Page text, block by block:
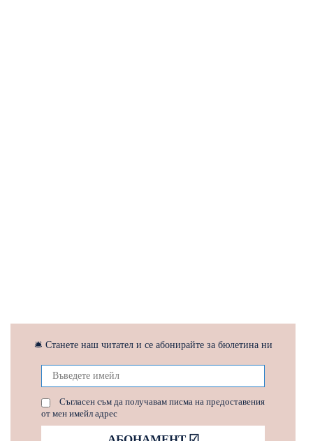
🛎 Станете наш читател и се абонирайте за бюлетина ни
Съгласен съм да получавам писма на предоставения
от мен имейл адрес